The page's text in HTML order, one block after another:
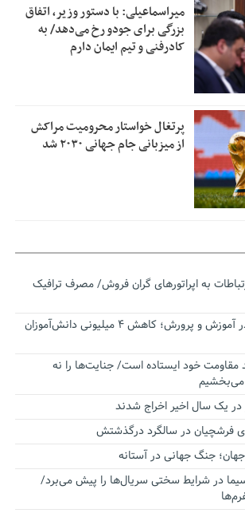
میراسماعیلی: با دستور وزیر، اتفاق
بزرگی برای جودو رخ می‌دهد/ به
کادرفنی و تیم ایمان دارم
پرتغال خواستار محرومیت مراکش
از میزبانی جام جهانی ۲۰۳۰ شد
به اپراتورهای گران فروش/ مصرف ترافیک
زنگ خطر جمعیتی در آموزش و پرورش؛ کاهش ۴ میلیونی دانش‌آموزان
مقاومت خود ایستاده است/ جنایت‌ها را نه
می‌بخشیم
فرشچیان در سالگرد درگذشتش
جنگ جهانی در آستانه
در شرایط سختی سریال‌ها را پیش می‌برد/